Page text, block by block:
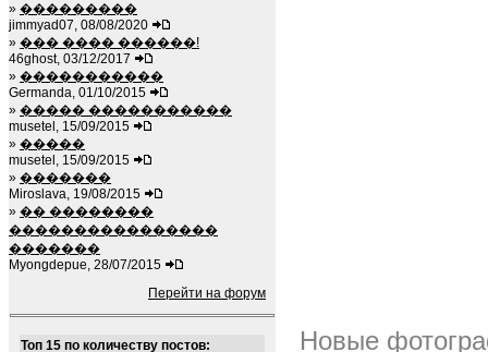
» ���������
jimmyad07, 08/08/2020
» ��� ���� ������!
46ghost, 03/12/2017
» �����������
Germanda, 01/10/2015
» ����� �����������
musetel, 15/09/2015
» �����
musetel, 15/09/2015
» �������
Miroslava, 19/08/2015
» �� ��������
����������������
�������
Myongdepue, 28/07/2015
Перейти на форум
Топ 15 по количеству постов: Новые